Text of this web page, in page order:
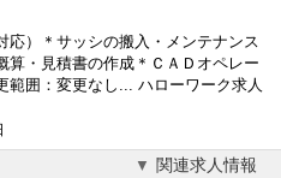
応）＊サッシの搬入・メンテナンス
算・見積書の作成＊ＣＡＤオペレー
囲：変更なし... ハローワーク求人
関連求人情報